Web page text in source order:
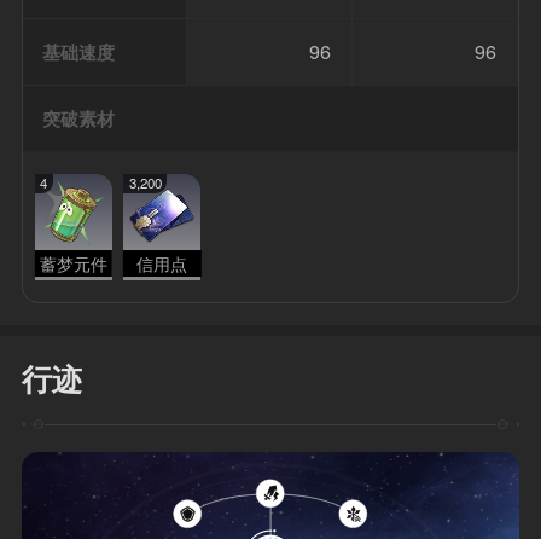
基础速度 96 96
突破素材
4
蓄梦元件
3,200
信用点
行迹